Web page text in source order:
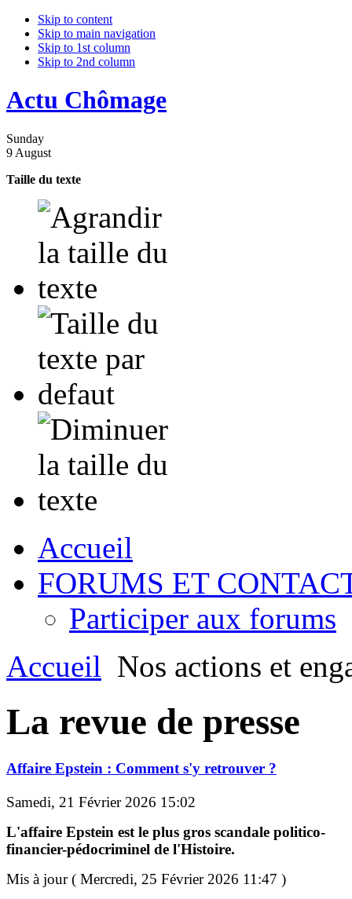
Skip to content
Skip to main navigation
Skip to 1st column
Skip to 2nd column
Actu Chômage
Sunday
9 August
Taille du texte
Accueil
FORUMS ET
Participer aux forums
Accueil Nos actions et
La revue de presse
Affaire Epstein : Comment s'y retrouver ?
Samedi, 21 Février 2026 15:02
L'affaire Epstein est le plus gros scandale politico-
financier-pédocriminel de l'Histoire.
Mis à jour ( Mercredi, 25 Février 2026 11:47 )